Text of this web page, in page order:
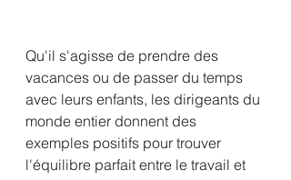
Qu'il s'agisse de prendre des
vacances ou de passer du temps
avec leurs enfants, les dirigeants du
monde entier donnent des
exemples positifs pour trouver
l'équilibre parfait entre le travail et